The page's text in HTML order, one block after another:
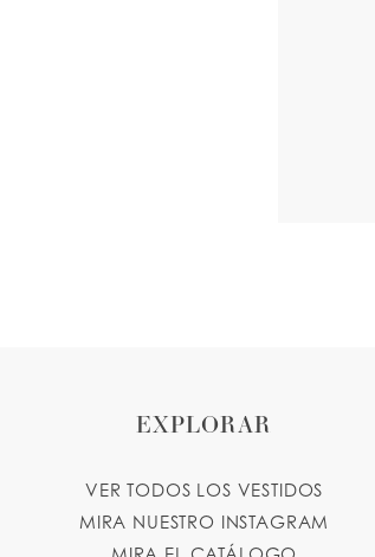
EXPLORAR
VER TODOS LOS VESTIDOS
MIRA NUESTRO INSTAGRAM